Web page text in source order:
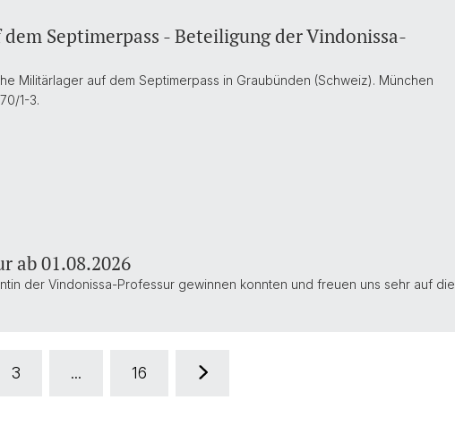
Septimerpass - Beteiligung der Vindonissa-
Militärlager auf dem Septimerpass in Graubünden (Schweiz). München
1-3.
ab 01.08.2026
der Vindonissa-Professur gewinnen konnten und freuen uns sehr auf die
3 ... 16